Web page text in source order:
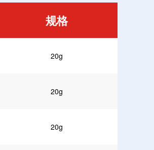
规格
20g
20g
20g